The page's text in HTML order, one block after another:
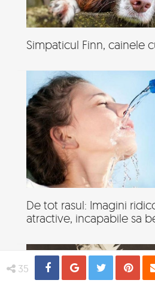
35 Share Distribuie
Tweet
Simpaticul Finn, cainele
De tot rasul: Imagini
atractive, incapabile sa